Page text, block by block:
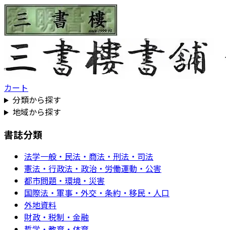
カート
分類から探す
地域から探す
書誌分類
法学一般・民法・商法・刑法・司法
憲法・行政法・政治・労働運動・公害
都市問題・環境・災害
国際法・軍事・外交・条約・移民・人口
外地資料
財政・税制・金融